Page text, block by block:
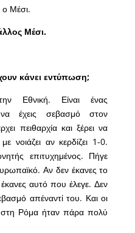
ο Μέσι.
Μέσι.
κάνει εντύπωση;
Εθνική. Είναι ένας
έχεις σεβασμό στον
πειθαρχία και ξέρει να
νοιάζει αν κερδίζει 1-0.
επιτυχημένος. Πήγε
Αν δεν έκανες το
αυτό που έλεγε. Δεν
απέναντί του. Και οι
στη Ρόμα ήταν πάρα πολύ